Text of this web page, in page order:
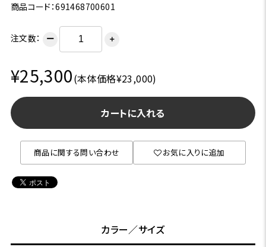
商品コード：691468700601
注文数： ー ＋
¥25,300(本体価格¥23,000)
カートに入れる
商品に関する問い合わせ お気に入りに追加
カラー／サイズ